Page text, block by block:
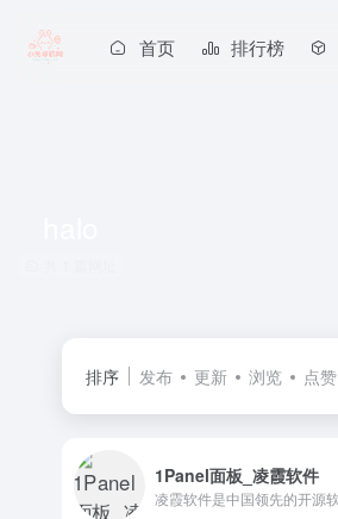
首页 排行榜
排序 发布 更新 浏览 点赞
1Panel面板_凌霞软件